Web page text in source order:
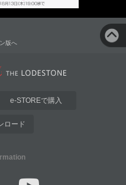
版へ
e-STOREで購入
ロード